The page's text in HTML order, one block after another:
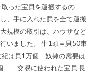
った宝貝を運搬するの
、手に入れた貝を全て運搬
規模の取引は、ハウサなど
いました。 牛1頭＝貝50束
紀は貝1万個 奴隷の需要は
個 交易に使われた宝貝 長